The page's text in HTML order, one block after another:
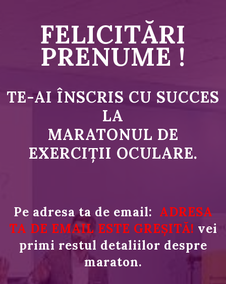
FELICITĂRI
PRENUME !
TE-AI ÎNSCRIS CU SUCCES
LA
MARATONUL DE
EXERCIȚII OCULARE.
Pe adresa ta de email: ADRESA
TA DE EMAIL ESTE GREȘITĂ! vei
primi restul detaliilor despre
maraton.